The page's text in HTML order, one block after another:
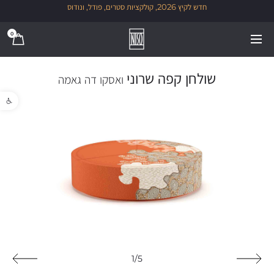
פתח
חדש לקיץ 2026, קולקציות סטרים, פודל, ונודוס
0
שולחן קפה שרוני ואסקו דה גאמה
1/5